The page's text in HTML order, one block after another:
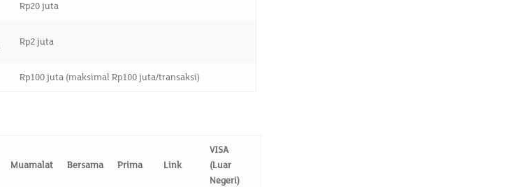
Rp20 juta
Rp2 juta
Rp100 juta (maksimal Rp100 juta/transaksi)
Muamalat Bersama Prima Link
VISA
(Luar
Negeri)